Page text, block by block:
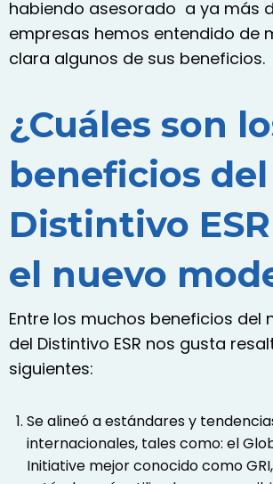
habiendo asesorado a ya más
empresas hemos entendido de
clara algunos de sus beneficios.
¿Cuáles son
beneficios del
Distintivo
el nuevo
Entre los muchos beneficios del
del Distintivo ESR nos gusta
siguientes:
Se alineó a estándares y
internacionales, tales como: el
Initiative mejor conocido como